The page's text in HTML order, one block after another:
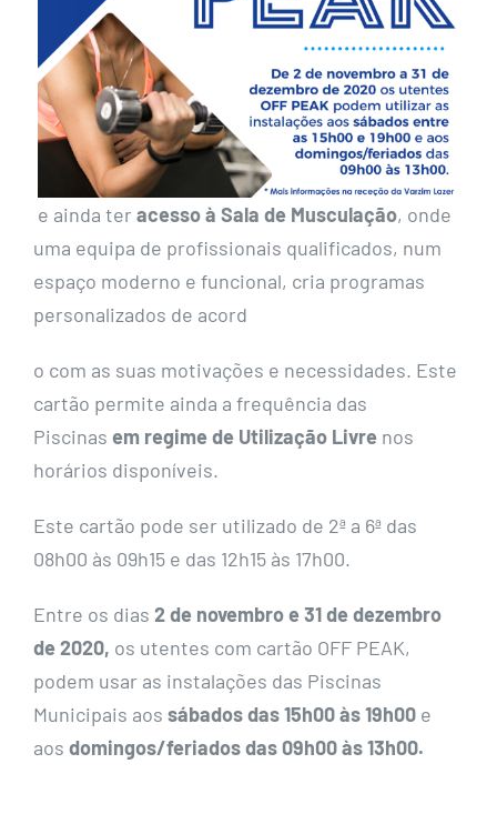
e ainda ter acesso à Sala de Musculação, onde
uma equipa de profissionais qualificados, num
espaço moderno e funcional, cria programas
personalizados de acord
o com as suas motivações e necessidades. Este
cartão permite ainda a frequência das
Piscinas em regime de Utilização Livre nos
horários disponíveis.
Este cartão pode ser utilizado de 2ª a 6ª das
08h00 às 09h15 e das 12h15 às 17h00.
Entre os dias 2 de novembro e 31 de dezembro
de 2020, os utentes com cartão OFF PEAK,
podem usar as instalações das Piscinas
Municipais aos sábados das 15h00 às 19h00 e
aos domingos/feriados das 09h00 às 13h00.